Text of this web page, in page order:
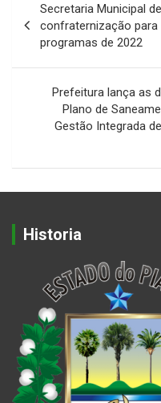
de
Post
Secretaria Municipal
confraternização
programas de 2022
Prefeitura lança as
Plano de
Gestão Integrada
Historia